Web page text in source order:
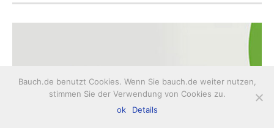
Bauch.de benutzt Cookies. Wenn Sie bauch.de weiter nutzen,
stimmen Sie der Verwendung von Cookies zu.
ok
Details